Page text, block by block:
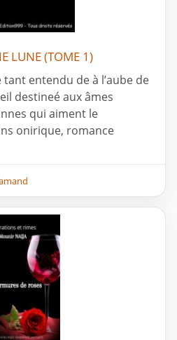
LUNE (TOME 1)
entendu de à l’aube de
destineé aux âmes
qui aiment le
onirique, romance